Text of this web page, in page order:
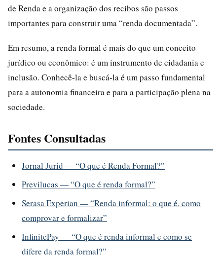
de Renda e a organização dos recibos são passos
importantes para construir uma “renda documentada”.
Em resumo, a renda formal é mais do que um conceito
jurídico ou econômico: é um instrumento de cidadania e
inclusão. Conhecê-la e buscá-la é um passo fundamental
para a autonomia financeira e para a participação plena na
sociedade.
Fontes Consultadas
Jornal Jurid — “O que é Renda Formal?”
Previlucas — “O que é renda formal?”
Serasa Experian — “Renda informal: o que é, como
comprovar e formalizar”
InfinitePay — “O que é renda informal e como se
difere da renda formal?”